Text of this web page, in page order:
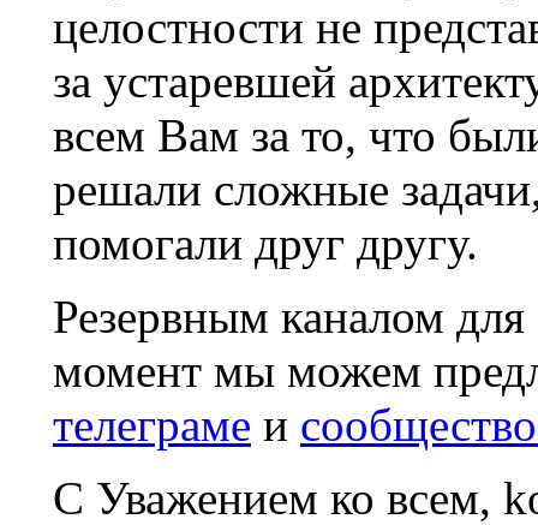
целостности не
за устаревшей
всем Вам за то, что
решали сложные
помогали друг другу.
Резервным каналом
момент мы можем
телеграме и
С Уважением ко всем,